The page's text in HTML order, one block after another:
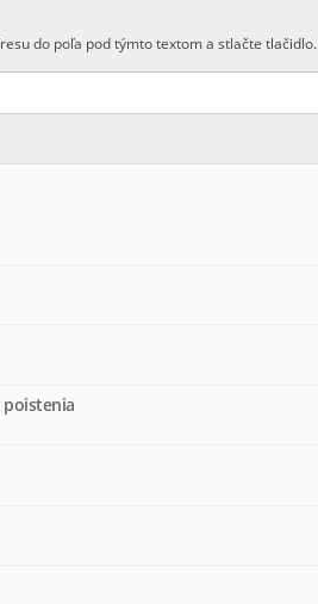
do poľa pod týmto textom a stlačte tlačidlo.